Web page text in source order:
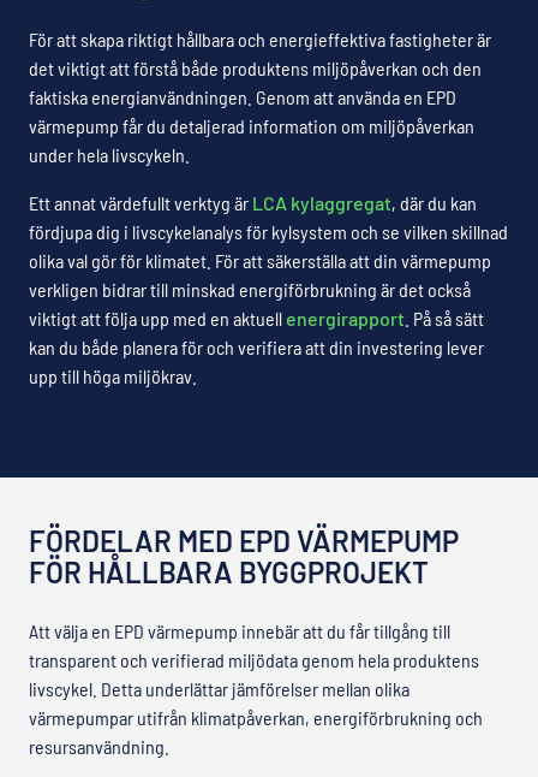
För att skapa riktigt hållbara och energieffektiva fastigheter är
det viktigt att förstå både produktens miljöpåverkan och den
faktiska energianvändningen. Genom att använda en EPD
värmepump får du detaljerad information om miljöpåverkan
under hela livscykeln.
Ett annat värdefullt verktyg är LCA kylaggregat, där du kan
fördjupa dig i livscykelanalys för kylsystem och se vilken skillnad
olika val gör för klimatet. För att säkerställa att din värmepump
verkligen bidrar till minskad energiförbrukning är det också
viktigt att följa upp med en aktuell energirapport . På så sätt
kan du både planera för och verifiera att din investering lever
upp till höga miljökrav.
FÖRDELAR MED EPD VÄRMEPUMP
FÖR HÅLLBARA BYGGPROJEKT
Att välja en EPD värmepump innebär att du får tillgång till
transparent och verifierad miljödata genom hela produktens
livscykel. Detta underlättar jämförelser mellan olika
värmepumpar utifrån klimatpåverkan, energiförbrukning och
resursanvändning.